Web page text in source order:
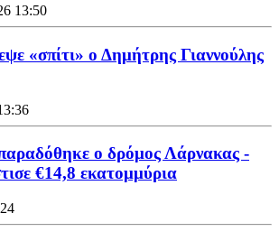
13:50
«σπίτι» ο Δημήτρης Γιαννούλης
ο δρόμος Λάρνακας -
€14,8 εκατομμύρια